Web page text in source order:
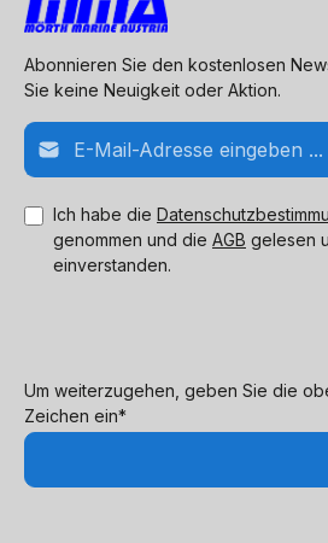
Abonnieren Sie den kostenlosen
Sie keine Neuigkeit oder Aktion.
E-Mail-Adresse*
Ich habe die
genommen und die AGB gelesen
einverstanden.
Um weiterzugehen, geben Sie die
Zeichen ein*